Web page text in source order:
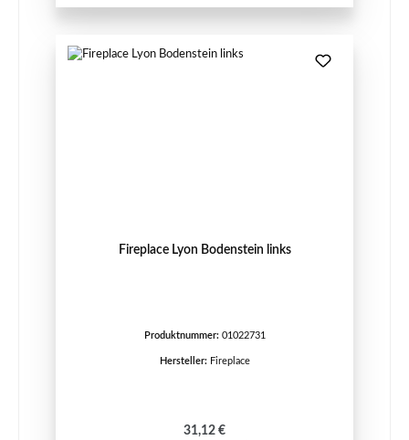
Fireplace Lyon Bodenstein links
Produktnummer: 01022731
Hersteller: Fireplace
Regulärer Preis:
31,12 €